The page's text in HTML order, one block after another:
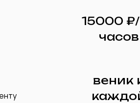
15000 ₽/
часов
веник